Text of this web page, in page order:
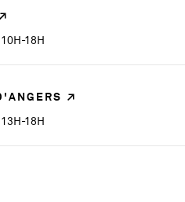
10H-18H
13H-18H